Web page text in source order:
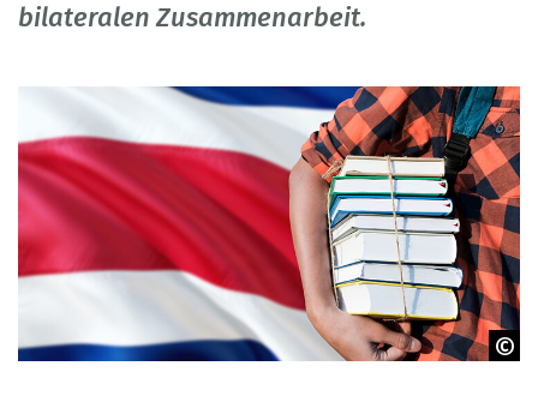
bilateralen Zusammenarbeit.